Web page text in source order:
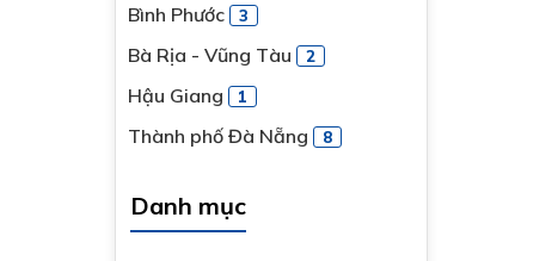
Bình Phước 3
Bà Rịa - Vũng Tàu 2
Hậu Giang 1
Thành phố Đà Nẵng 8
Danh mục